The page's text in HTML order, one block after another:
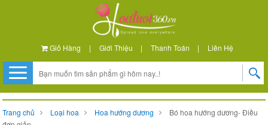
Giỏ Hàng | Giới Thiệu | Thanh Toán | Liên Hệ
Trang chủ Loại hoa Hoa hướng dương
Bó hoa hướng dương- Điều